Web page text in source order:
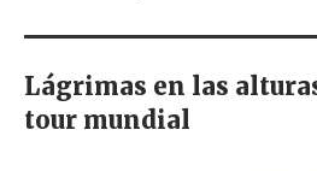
Lágrimas en las
tour mundial